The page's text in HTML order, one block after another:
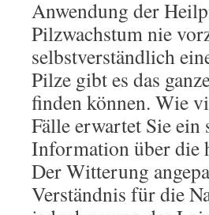
Anwendung der
Pilzwachstum nie
selbstverständlich
Pilze gibt es das
finden können. Wie
Fälle erwartet Sie
Information über die
Der Witterung
Verständnis für die